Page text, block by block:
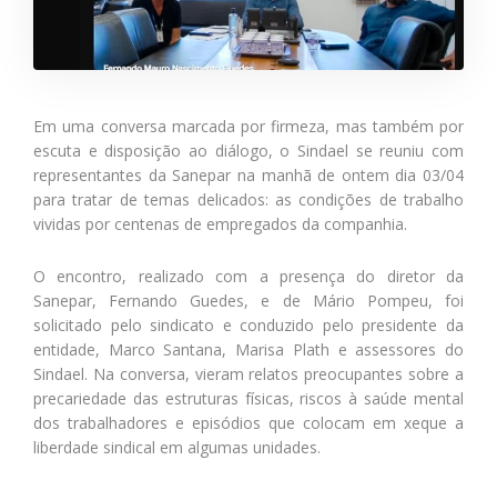
Em uma conversa marcada por firmeza, mas também por
escuta e disposição ao diálogo, o Sindael se reuniu com
representantes da Sanepar na manhã de ontem dia 03/04
para tratar de temas delicados: as condições de trabalho
vividas por centenas de empregados da companhia.
O encontro, realizado com a presença do diretor da
Sanepar, Fernando Guedes, e de Mário Pompeu, foi
solicitado pelo sindicato e conduzido pelo presidente da
entidade, Marco Santana, Marisa Plath e assessores do
Sindael. Na conversa, vieram relatos preocupantes sobre a
precariedade das estruturas físicas, riscos à saúde mental
dos trabalhadores e episódios que colocam em xeque a
liberdade sindical em algumas unidades.